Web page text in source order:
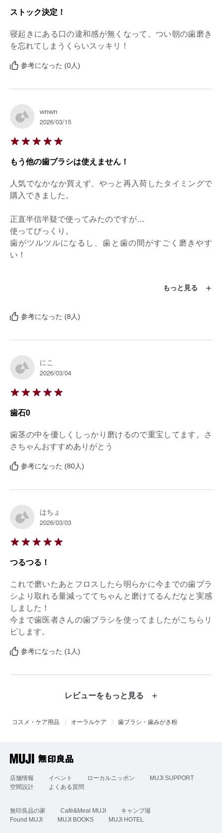
ストック決定！
寝起きにある口の違和感が無くなって、つい朝の歯磨き
を忘れてしまうくらいスッキリ！
参考になった (0人)
wnwn
2026/03/15
もう他の歯ブラシは使えません！
人気でなかなか買えず、やっと再入荷したタイミングで
購入できました。
正直半信半疑で使ってみたのですが…
使ってびっくり。
歯がツルツルになるし、歯と歯の間がすごく磨きやす
い！
紹介してくれたささ様に感謝です！
もっと見る
参考になった (8人)
にこ
2026/03/04
歯石0
歯茎の中を優しくしっかり磨けるので重宝してます。さ
さちゃんおすすめありがとう
参考になった (80人)
はちょ
2026/03/03
つるつる！
これで磨いたあとフロスしたら明らかに今までの歯ブラ
シより取れる量減っててちゃんと磨けてるんだなと実感
しました！
今まで歯医者さんの歯ブラシを使ってましたがこちらリ
ピします。
参考になった (1人)
レビューをもっと見る
コスメ・ケア用品 オーラルケア 歯ブラシ・歯みがき粉
店舗情報 イベント ローカルニッポン
MUJI SUPPORT
空間設計
よくある質問
無印良品の家 Café&Meal MUJI
キャンプ場
Found MUJI
MUJI BOOKS MUJI HOTEL